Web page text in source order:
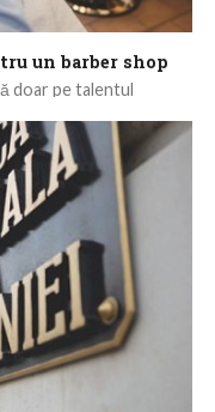
un barber shop
doar pe talentul